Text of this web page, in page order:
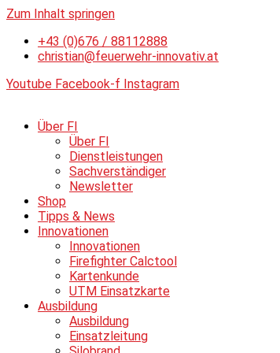
Zum Inhalt springen
+43 (0)676 / 88112888
christian@feuerwehr-innovativ.at
Youtube Facebook-f Instagram
Über FI
Über FI
Dienstleistungen
Sachverständiger
Newsletter
Shop
Tipps & News
Innovationen
Innovationen
Firefighter Calctool
Kartenkunde
UTM Einsatzkarte
Ausbildung
Ausbildung
Einsatzleitung